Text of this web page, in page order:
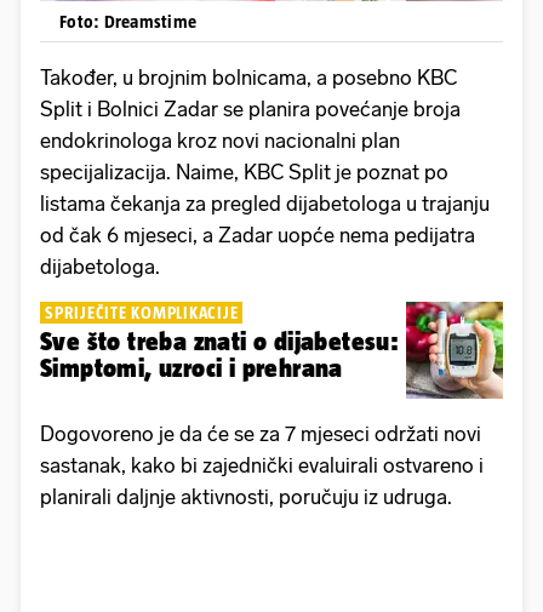
Foto: Dreamstime
Također, u brojnim bolnicama, a posebno KBC
Split i Bolnici Zadar se planira povećanje broja
endokrinologa kroz novi nacionalni plan
specijalizacija. Naime, KBC Split je poznat po
listama čekanja za pregled dijabetologa u trajanju
od čak 6 mjeseci, a Zadar uopće nema pedijatra
dijabetologa.
SPRIJEČITE KOMPLIKACIJE
Sve što treba znati o dijabetesu:
Simptomi, uzroci i prehrana
Dogovoreno je da će se za 7 mjeseci održati novi
sastanak, kako bi zajednički evaluirali ostvareno i
planirali daljnje aktivnosti, poručuju iz udruga.